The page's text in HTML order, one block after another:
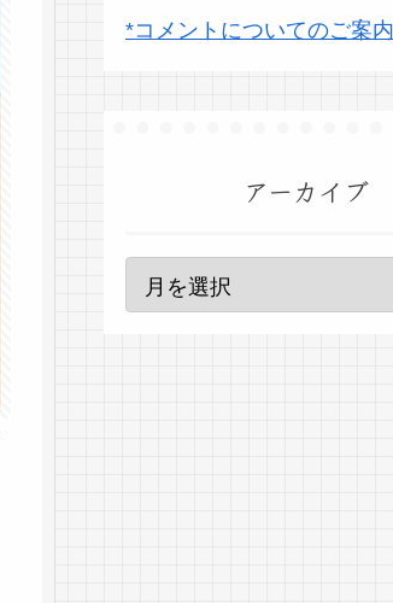
*コメントについてのご案内
アーカイブ